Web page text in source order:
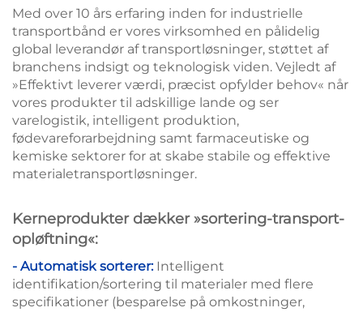
Med over 10 års erfaring inden for industrielle
transportbånd er vores virksomhed en pålidelig
global leverandør af transportløsninger, støttet af
branchens indsigt og teknologisk viden. Vejledt af
»Effektivt leverer værdi, præcist opfylder behov« når
vores produkter til adskillige lande og ser
varelogistik, intelligent produktion,
fødevareforarbejdning samt farmaceutiske og
kemiske sektorer for at skabe stabile og effektive
materialetransportløsninger.
Kerneprodukter dækker »sortering-transport-
opløftning«:
- Automatisk sorterer: Intelligent
identifikation/sortering til materialer med flere
specifikationer (besparelse på omkostninger,